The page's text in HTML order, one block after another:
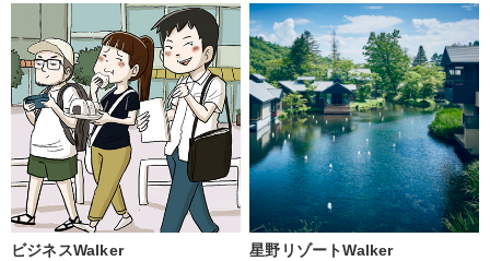
ビジネスWalker 星野リゾートWalker